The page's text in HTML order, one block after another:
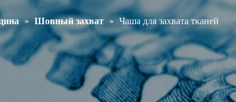
» Шовный захват » Чаша для захвата тканей